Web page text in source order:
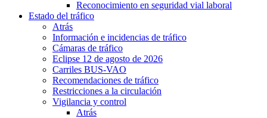
Reconocimiento en seguridad vial laboral
Estado del tráfico
Atrás
Información e incidencias de tráfico
Cámaras de tráfico
Eclipse 12 de agosto de 2026
Carriles BUS-VAO
Recomendaciones de tráfico
Restricciones a la circulación
Vigilancia y control
Atrás